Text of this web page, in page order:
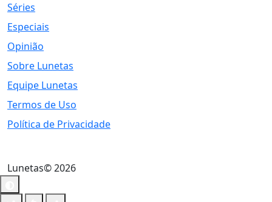
Séries
Especiais
Opinião
Sobre Lunetas
Equipe Lunetas
Termos de Uso
Política de Privacidade
Lunetas© 2026